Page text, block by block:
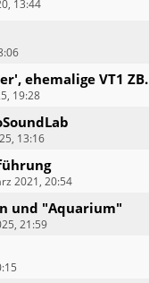
13:44
ehemalige VT1 ZB.
19:28
13:16
2021, 20:54
und "Aquarium"
21:59